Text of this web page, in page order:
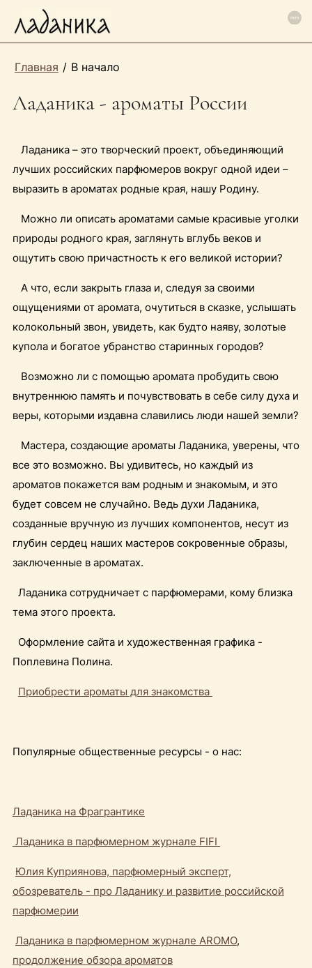
Главная / В начало
Ладаника - ароматы России
Ладаника – это творческий проект, объединяющий
лучших российских парфюмеров вокруг одной идеи –
выразить в ароматах родные края, нашу Родину.
Можно ли описать ароматами самые красивые уголки
природы родного края, заглянуть вглубь веков и
ощутить свою причастность к его великой истории?
А что, если закрыть глаза и, следуя за своими
ощущениями от аромата, очутиться в сказке, услышать
колокольный звон, увидеть, как будто наяву, золотые
купола и богатое убранство старинных городов?
Возможно ли с помощью аромата пробудить свою
внутреннюю память и почувствовать в себе силу духа и
веры, которыми издавна славились люди нашей земли?
Мастера, создающие ароматы Ладаника, уверены, что
все это возможно. Вы удивитесь, но каждый из
ароматов покажется вам родным и знакомым, и это
будет совсем не случайно. Ведь духи Ладаника,
созданные вручную из лучших компонентов, несут из
глубин сердец наших мастеров сокровенные образы,
заключенные в ароматах.
Ладаника сотрудничает с парфюмерами, кому близка
тема этого проекта.
Оформление сайта и художественная графика -
Поплевина Полина.
Приобрести ароматы для знакомства
Популярные общественные ресурсы - о нас:
Ладаника на Фрагрантике
Ладаника в парфюмерном журнале FIFI
Юлия Куприянова, парфюмерный эксперт,
обозреватель - про Ладанику и развитие российской
парфюмерии
Ладаника в парфюмерном журнале AROMO,
продолжение обзора ароматов